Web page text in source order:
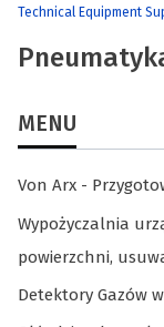
Technical Equipment
MENU
Von Arx -
Wypożyczalnia
powierzchni,
Detektory Gazów